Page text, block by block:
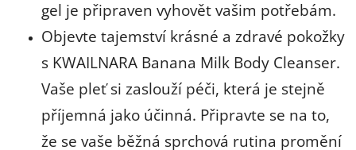
gel je připraven vyhovět vašim potřebám.
Objevte tajemství krásné a zdravé pokožky
s KWAILNARA Banana Milk Body Cleanser.
Vaše pleť si zaslouží péči, která je stejně
příjemná jako účinná. Připravte se na to,
že se vaše běžná sprchová rutina promění